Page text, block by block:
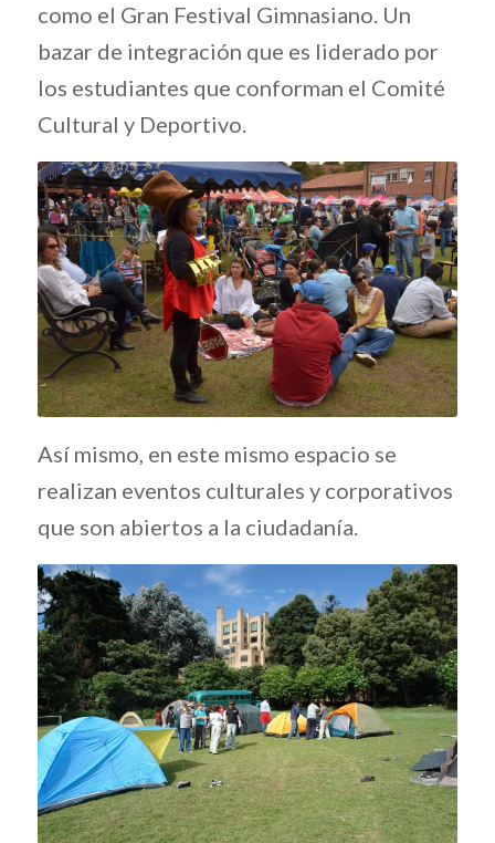
como el Gran Festival Gimnasiano. Un
bazar de integración que es liderado por
los estudiantes que conforman el Comité
Cultural y Deportivo.
Así mismo, en este mismo espacio se
realizan eventos culturales y corporativos
que son abiertos a la ciudadanía.